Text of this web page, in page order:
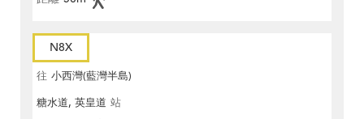
N8X
往 小西灣(藍灣半島)
糖水道, 英皇道 站